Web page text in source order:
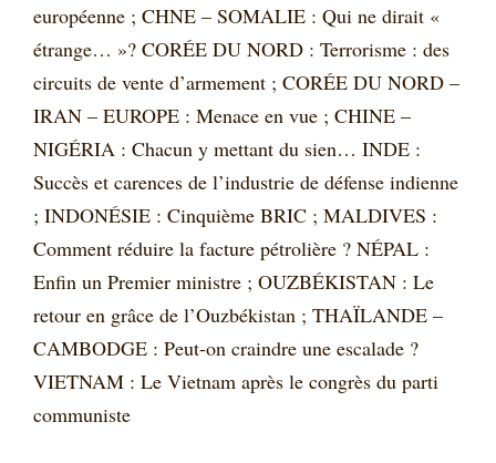
européenne ; CHNE – SOMALIE : Qui ne dirait «
étrange… »? CORÉE DU NORD : Terrorisme : des
circuits de vente d’armement ; CORÉE DU NORD –
IRAN – EUROPE : Menace en vue ; CHINE –
NIGÉRIA : Chacun y mettant du sien… INDE :
Succès et carences de l’industrie de défense indienne
; INDONÉSIE : Cinquième BRIC ; MALDIVES :
Comment réduire la facture pétrolière ? NÉPAL :
Enfin un Premier ministre ; OUZBÉKISTAN : Le
retour en grâce de l’Ouzbékistan ; THAÏLANDE –
CAMBODGE : Peut-on craindre une escalade ?
VIETNAM : Le Vietnam après le congrès du parti
communiste